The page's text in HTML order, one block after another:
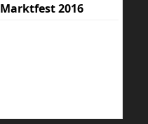
Marktfest 2016